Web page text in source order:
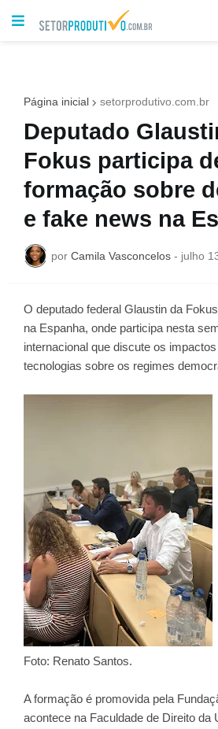
Página inicial setorprodutivo.com.br
Deputado
Fokus participa
formação sobre
e fake news na
por Camila Vasconcelos - julho
O deputado federal Glaustin da
na Espanha, onde participa nesta
internacional que discute os
tecnologias sobre os regimes
Foto: Renato Santos.
A formação é promovida pela
acontece na Faculdade de Direito da